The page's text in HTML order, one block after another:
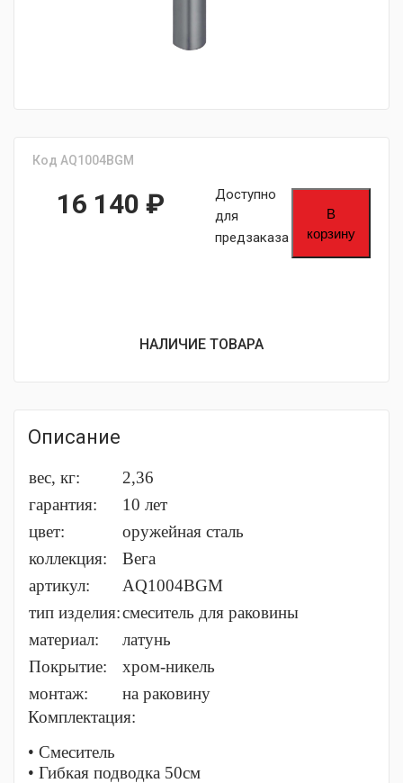
Код AQ1004BGM
16 140 ₽
Доступно
для
предзаказа
В
корзину
НАЛИЧИЕ ТОВАРА
Описание
вес, кг:
2,36
гарантия:
10 лет
цвет:
оружейная сталь
коллекция:
Вега
артикул:
AQ1004BGM
тип изделия:смеситель для раковины
материал:
латунь
Покрытие:
хром-никель
монтаж:
на раковину
Комплектация:
• Смеситель
• Гибкая подводка 50см